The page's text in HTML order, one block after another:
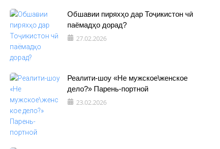
Обшавии пиряхҳо дар Тоҷикистон чӣ
паёмадҳо дорад?
27.02.2026
Реалити-шоу «Не мужское\женское
дело?» Парень-портной
23.02.2026